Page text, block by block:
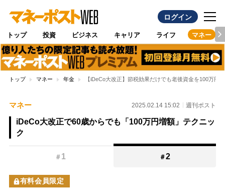
ログイン
トップ 投資 ビジネス キャリア ライフ マネー
トップ マネー 年金 【iDeCo大改正】節税効果だけでも老後資金を100万
マネー 2025.02.14 15:02 週刊ポスト
iDeCo大改正で60歳からでも「100万円増額」テクニッ
ク
＃ 1 ＃2
有料会員限定